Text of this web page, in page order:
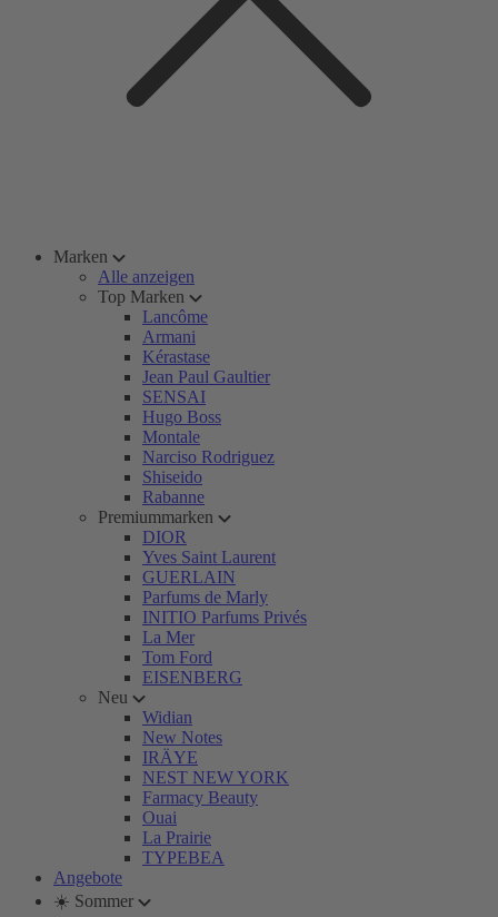
Marken
Alle anzeigen
Top Marken
Lancôme
Armani
Kérastase
Jean Paul Gaultier
SENSAI
Hugo Boss
Montale
Narciso Rodriguez
Shiseido
Rabanne
Premiummarken
DIOR
Yves Saint Laurent
GUERLAIN
Parfums de Marly
INITIO Parfums Privés
La Mer
Tom Ford
EISENBERG
Neu
Widian
New Notes
IRÄYE
NEST NEW YORK
Farmacy Beauty
Ouai
La Prairie
TYPEBEA
Angebote
☀️ Sommer